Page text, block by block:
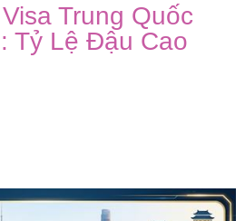
Trung Quốc
Tỷ Lệ Đậu Cao